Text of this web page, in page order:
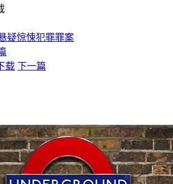
疑惊悚犯罪罪案
载 下一篇